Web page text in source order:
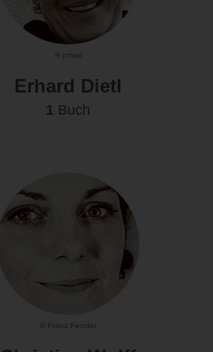
© privat
Erhard Dietl
1 Buch
© Franz Fender